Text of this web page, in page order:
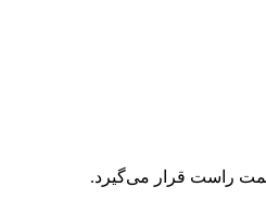
سمت راست قرار می‌گیرد.